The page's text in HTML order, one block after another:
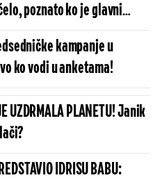
poznato ko je glavni
kampanje u
ko vodi u anketama!
UZDRMALA PLANETU! Janik
IDRISU BABU: